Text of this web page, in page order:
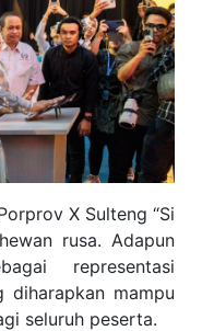
X Sulteng “Si
rusa. Adapun
representasi
diharapkan mampu
seluruh peserta.